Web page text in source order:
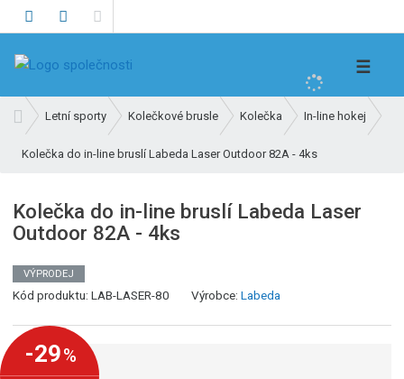
h
e
☰
v
o
í
s
r
a
a
Letní sporty Kolečkové brusle Kolečka In-line hokej
Kolečka do in-line bruslí Labeda Laser Outdoor 82A - 4ks
Kolečka do in-line bruslí Labeda Laser
Outdoor 82A - 4ks
VÝPRODEJ
Kód produktu:LAB-LASER-80 Výrobce:Labeda
-29%